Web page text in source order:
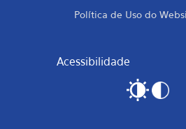
Política de Uso do
Acessibilidade